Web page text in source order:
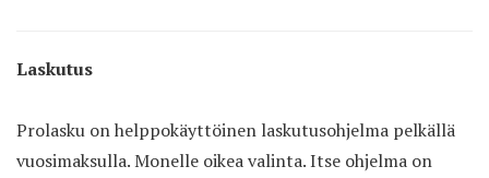
Laskutus
Prolasku on helppokäyttöinen laskutusohjelma pelkällä
vuosimaksulla. Monelle oikea valinta. Itse ohjelma on